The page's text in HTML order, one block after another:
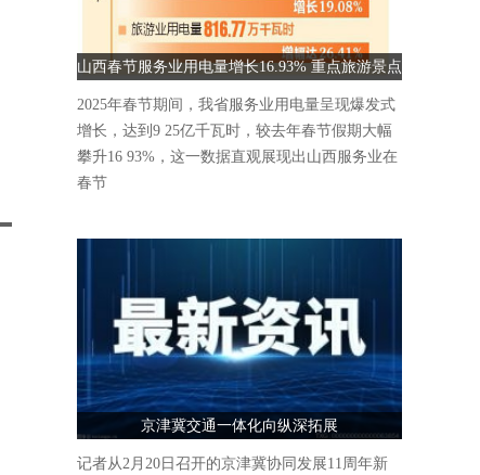
山西春节服务业用电量增长16.93% 重点旅游景点
人气爆棚
2025年春节期间，我省服务业用电量呈现爆发式
增长，达到9 25亿千瓦时，较去年春节假期大幅
攀升16 93%，这一数据直观展现出山西服务业在
春节
京津冀交通一体化向纵深拓展
记者从2月20日召开的京津冀协同发展11周年新